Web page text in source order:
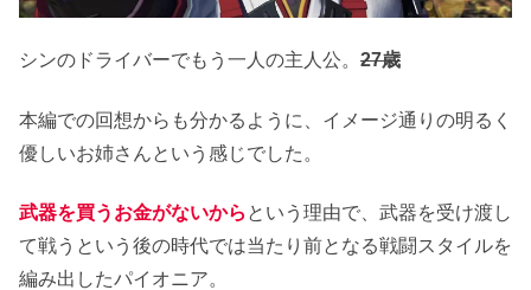
シンのドライバーでもう一人の主人公。 27歳
本編での回想からも分かるように、イメージ通りの明るく
優しいお姉さんという感じでした。
武器を買うお金がないから という理由で、武器を受け渡し
て戦うという後の時代では当たり前となる戦闘スタイルを
編み出したパイオニア。